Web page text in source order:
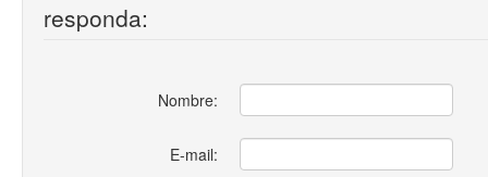
responda:
Nombre:
E-mail: